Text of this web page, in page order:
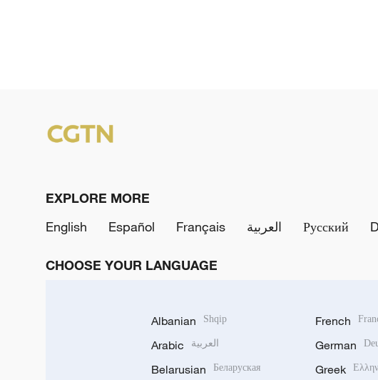
EXPLORE MORE
English
Español Français العربية Русский
CHOOSE YOUR LANGUAGE
Albanian Shqip
Arabic العربية
Belarusian Беларуская
French
German
Greek